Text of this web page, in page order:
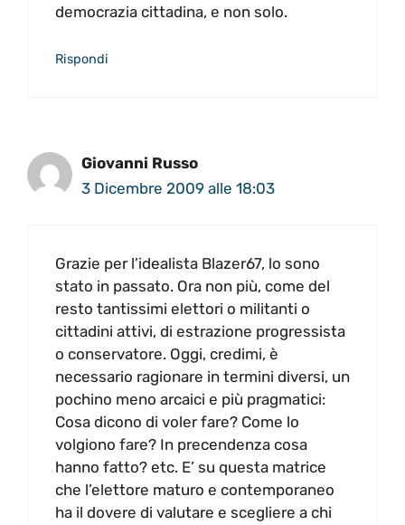
democrazia cittadina, e non solo.
Rispondi
Giovanni Russo
3 Dicembre 2009 alle 18:03
Grazie per l’idealista Blazer67, lo sono
stato in passato. Ora non più, come del
resto tantissimi elettori o militanti o
cittadini attivi, di estrazione progressista
o conservatore. Oggi, credimi, è
necessario ragionare in termini diversi, un
pochino meno arcaici e più pragmatici:
Cosa dicono di voler fare? Come lo
volgiono fare? In precendenza cosa
hanno fatto? etc. E’ su questa matrice
che l’elettore maturo e contemporaneo
ha il dovere di valutare e scegliere a chi